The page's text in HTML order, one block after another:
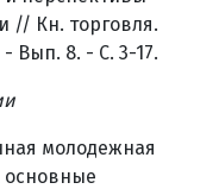
// Кн. торговля.
Вып. 8. - С. 3-17.
молодежная
основные